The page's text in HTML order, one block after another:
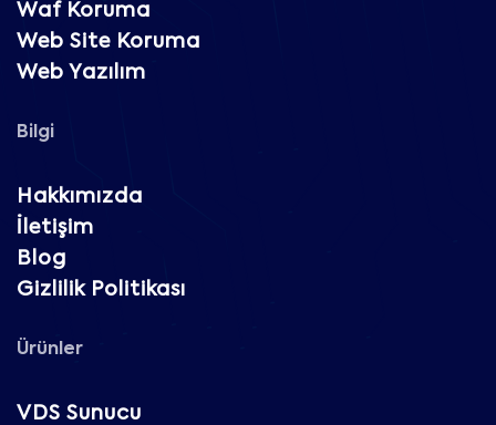
Waf Koruma
Web Site Koruma
Web Yazılım
Bilgi
Hakkımızda
İletişim
Blog
Gizlilik Politikası
Ürünler
VDS Sunucu